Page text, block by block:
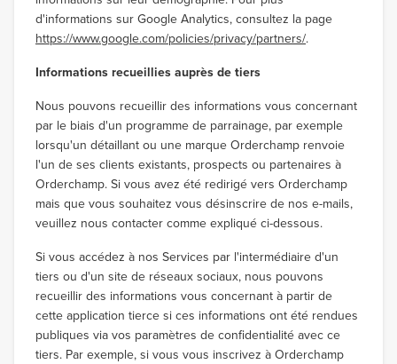
d'informations sur Google Analytics, consultez la page
https://www.google.com/policies/privacy/partners/.
Informations recueillies auprès de tiers
Nous pouvons recueillir des informations vous concernant
par le biais d'un programme de parrainage, par exemple
lorsqu'un détaillant ou une marque Orderchamp renvoie
l'un de ses clients existants, prospects ou partenaires à
Orderchamp. Si vous avez été redirigé vers Orderchamp
mais que vous souhaitez vous désinscrire de nos e-mails,
veuillez nous contacter comme expliqué ci-dessous.
Si vous accédez à nos Services par l'intermédiaire d'un
tiers ou d'un site de réseaux sociaux, nous pouvons
recueillir des informations vous concernant à partir de
cette application tierce si ces informations ont été rendues
publiques via vos paramètres de confidentialité avec ce
tiers. Par exemple, si vous vous inscrivez à Orderchamp